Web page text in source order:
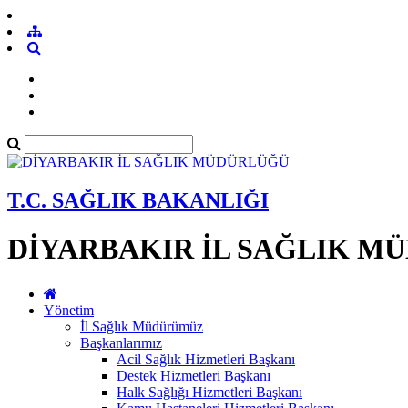
T.C. SAĞLIK BAKANLIĞI
DİYARBAKIR İL SAĞLIK
Yönetim
İl Sağlık Müdürümüz
Başkanlarımız
Acil Sağlık Hizmetleri Başkanı
Destek Hizmetleri Başkanı
Halk Sağlığı Hizmetleri Başkanı